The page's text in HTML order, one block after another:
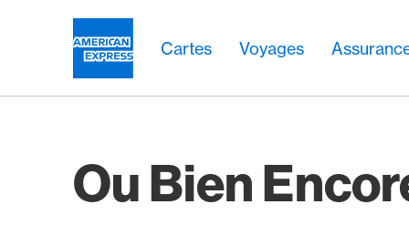
Cartes Voyages
Ou Bien